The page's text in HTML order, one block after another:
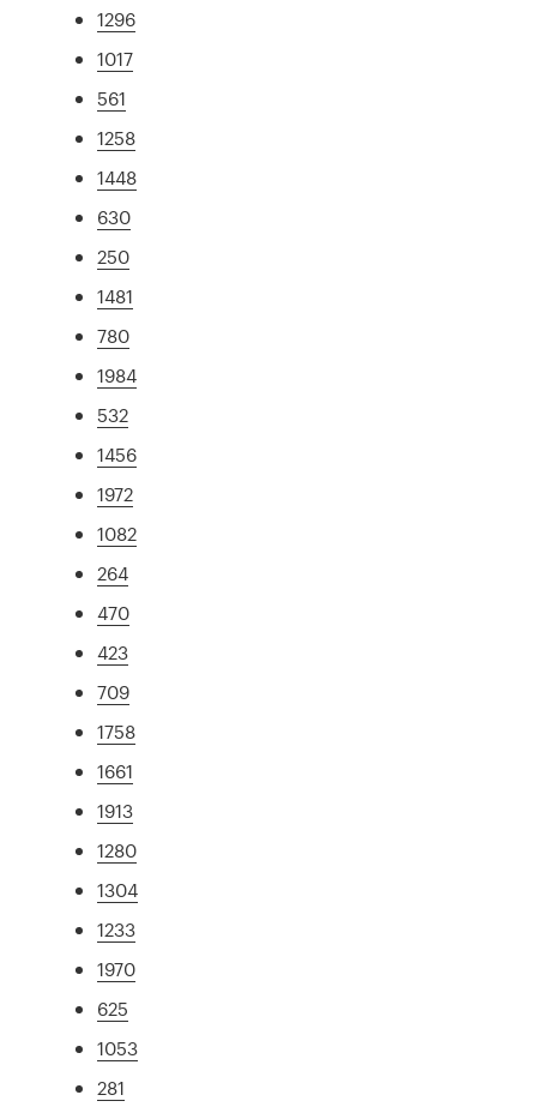
1296
1017
561
1258
1448
630
250
1481
780
1984
532
1456
1972
1082
264
470
423
709
1758
1661
1913
1280
1304
1233
1970
625
1053
281